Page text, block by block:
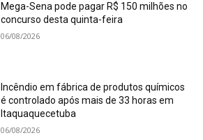
Mega-Sena pode pagar R$ 150 milhões no
concurso desta quinta-feira
06/08/2026
Incêndio em fábrica de produtos químicos
é controlado após mais de 33 horas em
Itaquaquecetuba
06/08/2026